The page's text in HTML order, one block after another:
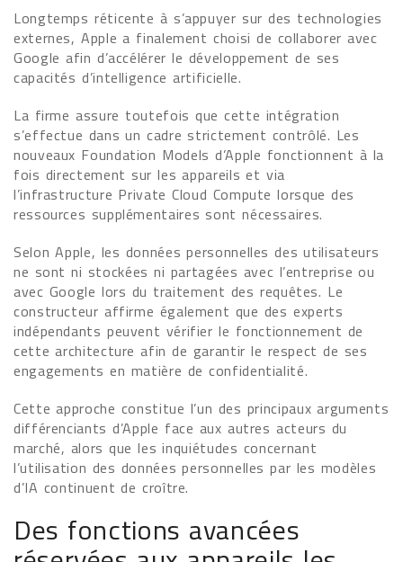
Longtemps réticente à s’appuyer sur des technologies
externes, Apple a finalement choisi de collaborer avec
Google afin d’accélérer le développement de ses
capacités d’intelligence artificielle.
La firme assure toutefois que cette intégration
s’effectue dans un cadre strictement contrôlé. Les
nouveaux Foundation Models d’Apple fonctionnent à la
fois directement sur les appareils et via
l’infrastructure Private Cloud Compute lorsque des
ressources supplémentaires sont nécessaires.
Selon Apple, les données personnelles des utilisateurs
ne sont ni stockées ni partagées avec l’entreprise ou
avec Google lors du traitement des requêtes. Le
constructeur affirme également que des experts
indépendants peuvent vérifier le fonctionnement de
cette architecture afin de garantir le respect de ses
engagements en matière de confidentialité.
Cette approche constitue l’un des principaux arguments
différenciants d’Apple face aux autres acteurs du
marché, alors que les inquiétudes concernant
l’utilisation des données personnelles par les modèles
d’IA continuent de croître.
Des fonctions avancées